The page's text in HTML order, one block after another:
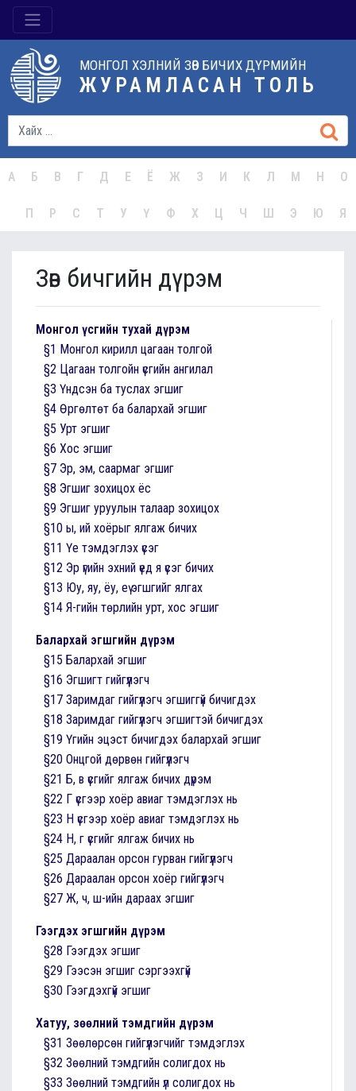
МОНГОЛ ХЭЛНИЙ ЗӨВ БИЧИХ ДҮРМИЙН
ЖУРАМЛАСАН ТОЛЬ
А Б В Г Д Е Ё Ж З И К Л М Н О
П Р С Т У Ү Ф Х Ц Ч Ш Э Ю Я
Зөв бичгийн дүрэм
Монгол үсгийн тухай дүрэм
§1 Монгол кирилл цагаан толгой
§2 Цагаан толгойн үсгийн ангилал
§3 Үндсэн ба туслах эгшиг
§4 Өргөлтөт ба балархай эгшиг
§5 Урт эгшиг
§6 Хос эгшиг
§7 Эр, эм, саармаг эгшиг
§8 Эгшиг зохицох ёс
§9 Эгшиг уруулын талаар зохицох
§10 ы, ий хоёрыг ялгаж бичих
§11 Үе тэмдэглэх үсэг
§12 Эр үгийн эхний үед я үсэг бичих
§13 Юу, яу, ёу, еү эгшгийг ялгах
§14 Я-гийн төрлийн урт, хос эгшиг
Балархай эгшгийн дүрэм
§15 Балархай эгшиг
§16 Эгшигт гийгүүлэгч
§17 Заримдаг гийгүүлэгч эгшиггүй бичигдэх
§18 Заримдаг гийгүүлэгч эгшигтэй бичигдэх
§19 Үгийн эцэст бичигдэх балархай эгшиг
§20 Онцгой дөрвөн гийгүүлэгч
§21 Б, в үсгийг ялгаж бичих дүрэм
§22 Г үсгээр хоёр авиаг тэмдэглэх нь
§23 Н үсгээр хоёр авиаг тэмдэглэх нь
§24 Н, г үсгийг ялгаж бичих нь
§25 Дараалан орсон гурван гийгүүлэгч
§26 Дараалан орсон хоёр гийгүүлэгч
§27 Ж, ч, ш-ийн дараах эгшиг
Гээгдэх эгшгийн дүрэм
§28 Гээгдэх эгшиг
§29 Гээсэн эгшиг сэргээхгүй
§30 Гээгдэхгүй эгшиг
Хатуу, зөөлний тэмдгийн дүрэм
§31 Зөөлөрсөн гийгүүлэгчийг тэмдэглэх
§32 Зөөлний тэмдгийн солигдох нь
§33 Зөөлний тэмдгийн үл солигдох нь